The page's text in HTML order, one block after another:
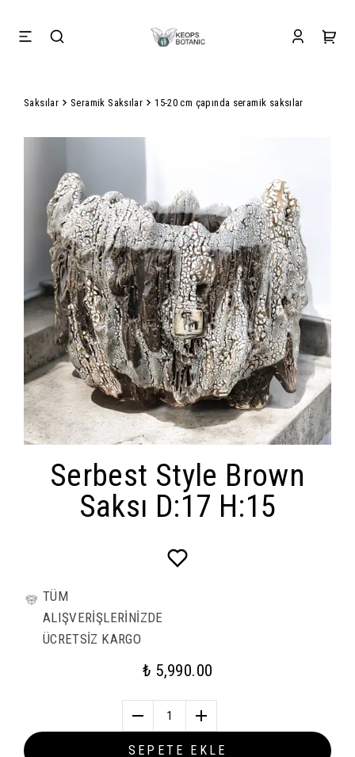
Saksılar Seramik Saksılar 15-20 cm çapında seramik saksılar
Serbest Style Brown
Saksı D:17 H:15
TÜM
ALIŞVERİŞLERİNİZDE
ÜCRETSİZ KARGO
₺ 5,990.00
1
SEPETE EKLE